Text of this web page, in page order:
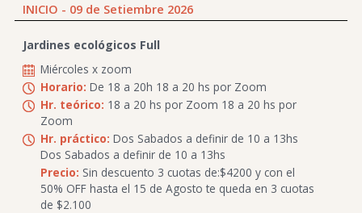
INICIO - 09 de Setiembre 2026
Jardines ecológicos Full
Miércoles x zoom
Horario: De 18 a 20h 18 a 20 hs por Zoom
Hr. teórico: 18 a 20 hs por Zoom 18 a 20 hs por
Zoom
Hr. práctico: Dos Sabados a definir de 10 a 13hs
Dos Sabados a definir de 10 a 13hs
Precio: Sin descuento 3 cuotas de:$4200 y con el
50% OFF hasta el 15 de Agosto te queda en 3 cuotas
de $2.100